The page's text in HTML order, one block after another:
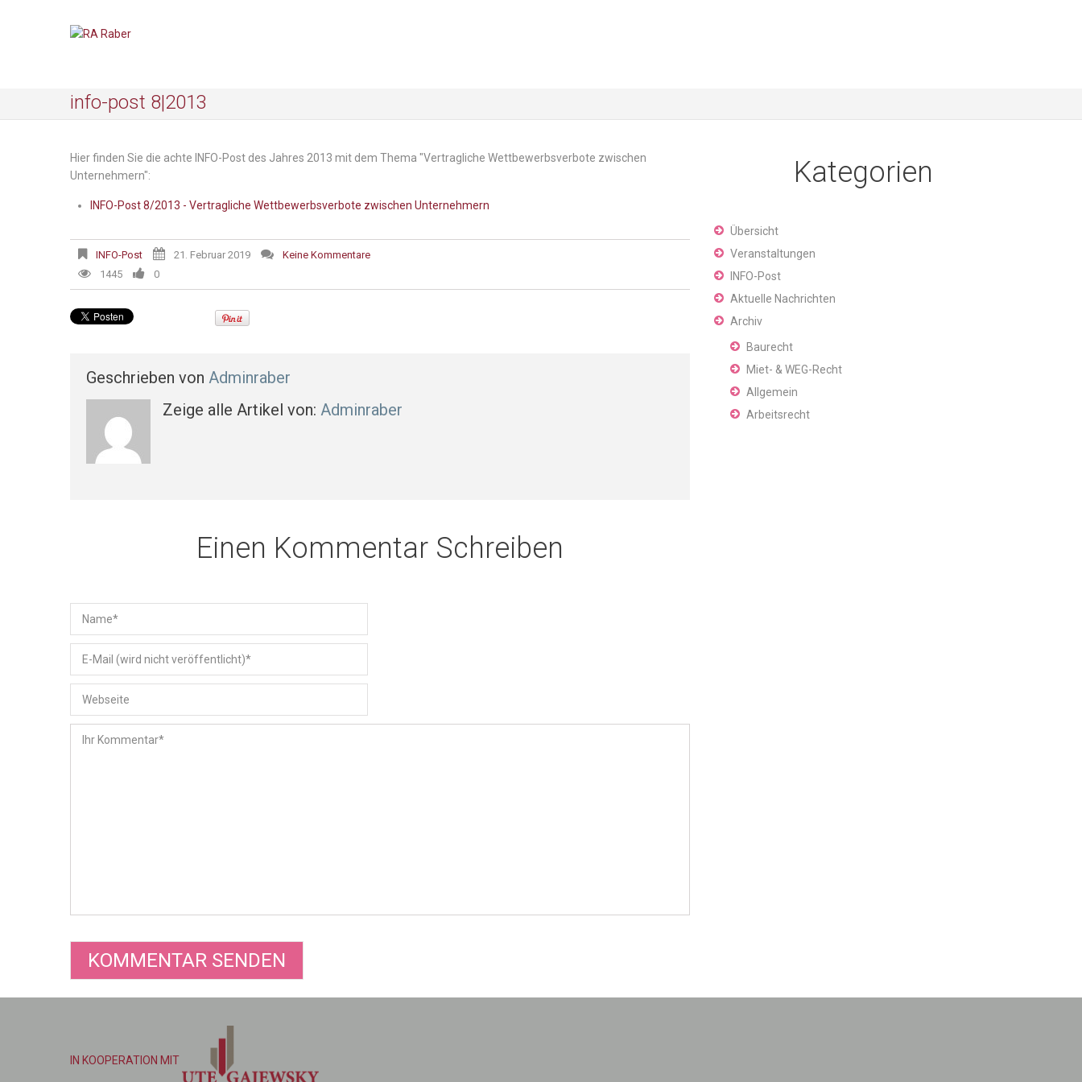
info-post 8|2013
Hier finden Sie die achte INFO-Post des Jahres 2013 mit dem Thema "Vertragliche Wettbewerbsverbote zwischen
Unternehmern":
INFO-Post 8/2013 - Vertragliche Wettbewerbsverbote zwischen Unternehmern
INFO-Post 21. Februar 2019
Keine Kommentare
1445
0
Geschrieben von Adminraber
Zeige alle Artikel von: Adminraber
Einen Kommentar Schreiben
Kategorien
Übersicht
Veranstaltungen
INFO-Post
Aktuelle Nachrichten
Archiv
Baurecht
Miet- & WEG-Recht
Allgemein
Arbeitsrecht
IN KOOPERATION MIT